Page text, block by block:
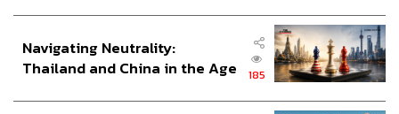
Navigating Neutrality:
Thailand and China in the Age
185